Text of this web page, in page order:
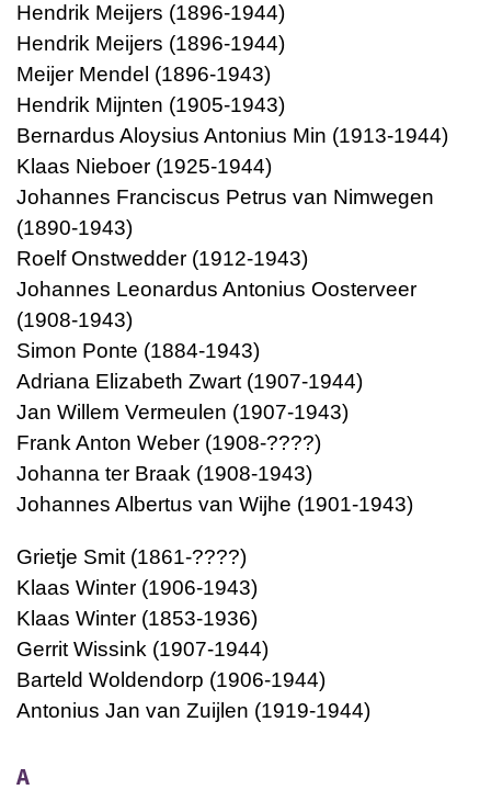
Hendrik Meijers (1896-1944)
Hendrik Meijers (1896-1944)
Meijer Mendel (1896-1943)
Hendrik Mijnten (1905-1943)
Bernardus Aloysius Antonius Min (1913-1944)
Klaas Nieboer (1925-1944)
Johannes Franciscus Petrus van Nimwegen
(1890-1943)
Roelf Onstwedder (1912-1943)
Johannes Leonardus Antonius Oosterveer
(1908-1943)
Simon Ponte (1884-1943)
Adriana Elizabeth Zwart (1907-1944)
Jan Willem Vermeulen (1907-1943)
Frank Anton Weber (1908-????)
Johanna ter Braak (1908-1943)
Johannes Albertus van Wijhe (1901-1943)
Grietje Smit (1861-????)
Klaas Winter (1906-1943)
Klaas Winter (1853-1936)
Gerrit Wissink (1907-1944)
Barteld Woldendorp (1906-1944)
Antonius Jan van Zuijlen (1919-1944)
A